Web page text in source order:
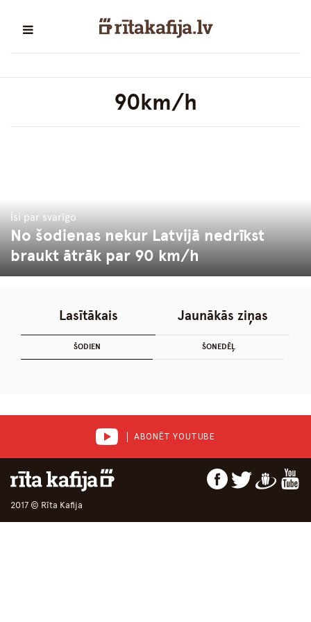
90km/h
Īsi par svarīgo
No šodienas nekur Latvijā nedrīkst
braukt ātrāk par 90 km/h
Lasītākais
ŠODIEN ŠONEDĒĻ
Jaunākās ziņas
ABONĒT YOUTUBE
2017 © Rīta Kafija